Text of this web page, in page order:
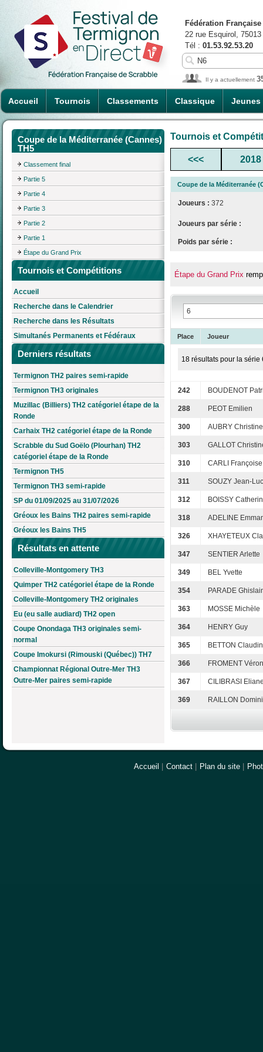
Accueil Tournois Classements Classique Jeunes
Fédération
22 rue Esquirol,
Tél : 01.53.92.53.20
Il y a actuellement
Coupe de la Méditerranée (Cannes)
TH5
Classement final
Partie 5
Partie 4
Partie 3
Partie 2
Partie 1
Étape du Grand Prix
Tournois et Compétitions
Accueil
Recherche dans le Calendrier
Recherche dans les Résultats
Simultanés Permanents et Fédéraux
Derniers résultats
Termignon TH2 paires semi-rapide
Termignon TH3 originales
Muzillac (Billiers) TH2 catégoriel étape de la
Ronde
Carhaix TH2 catégoriel étape de la Ronde
Scrabble du Sud Goëlo (Plourhan) TH2
catégoriel étape de la Ronde
Termignon TH5
Termignon TH3 semi-rapide
SP du 01/09/2025 au 31/07/2026
Gréoux les Bains TH2 paires semi-rapide
Gréoux les Bains TH5
Résultats en attente
Colleville-Montgomery TH3
Quimper TH2 catégoriel étape de la Ronde
Colleville-Montgomery TH2 originales
Eu (eu salle audiard) TH2 open
Coupe Onondaga TH3 originales semi-
normal
Coupe Imokursi (Rimouski (Québec)) TH7
Championnat Régional Outre-Mer TH3
Outre-Mer paires semi-rapide
Tournois et
<<< 2018
Coupe de la Méditerranée
Joueurs : 372
Joueurs par série :
Poids par série :
Étape du Grand Prix
Place Joueur
18 résultats pour la série
242 BOUDENOT
288 PEOT Emilien
300 AUBRY Christine
303 GALLOT
310 CARLI Françoise
311 SOUZY Jean-Luc
312 BOISSY
318 ADELINE
326 XHAYETEUX
347 SENTIER Arlette
349 BEL Yvette
354 PARADE
363 MOSSE Michèle
364 HENRY Guy
365 BETTON
366 FROMENT
367 CILIBRASI
369 RAILLON
Accueil Contact Plan du site